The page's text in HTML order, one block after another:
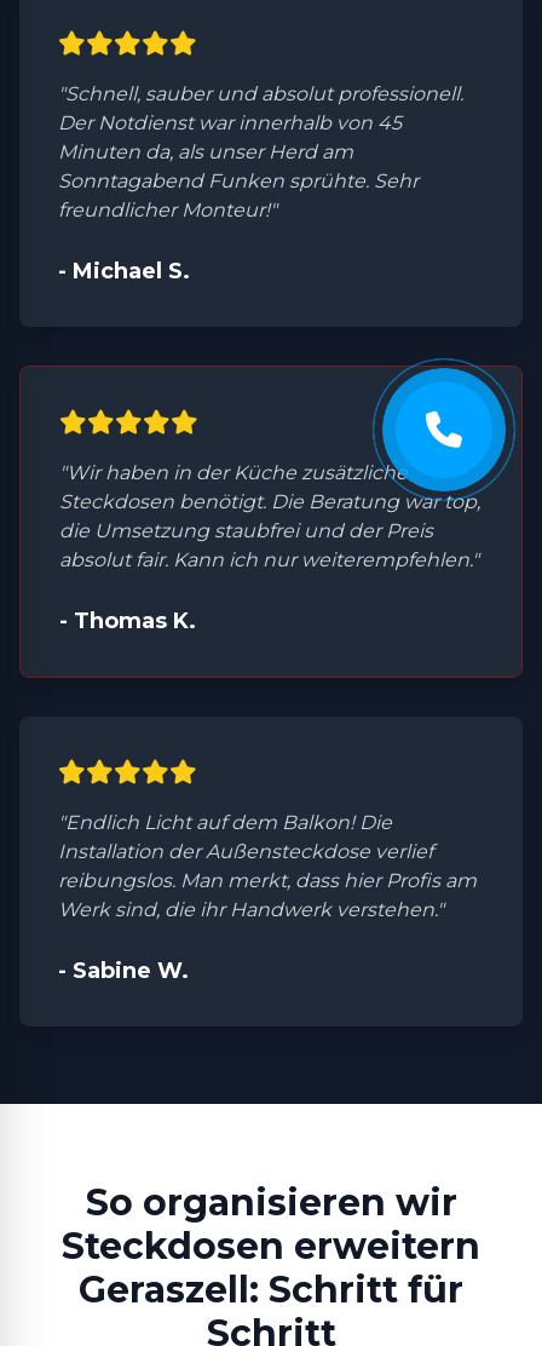
"Schnell, sauber und absolut professionell.
Der Notdienst war innerhalb von 45
Minuten da, als unser Herd am
Sonntagabend Funken sprühte. Sehr
freundlicher Monteur!"
- Michael S.
"Wir haben in der Küche zusätzliche
Steckdosen benötigt. Die Beratung war top,
die Umsetzung staubfrei und der Preis
absolut fair. Kann ich nur weiterempfehlen."
- Thomas K.
"Endlich Licht auf dem Balkon! Die
Installation der Außensteckdose verlief
reibungslos. Man merkt, dass hier Profis am
Werk sind, die ihr Handwerk verstehen."
- Sabine W.
So organisieren wir
Steckdosen erweitern
Geraszell: Schritt für
Schritt